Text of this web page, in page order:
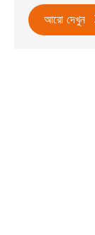
আরো দেখুন